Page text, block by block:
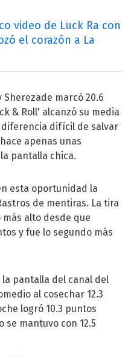
video de Luck Ra con
el corazón a La
marcó 20.6
& Roll' alcanzó su media
diferencia difícil de salvar
apenas unas
pantalla chica.
esta oportunidad la
de mentiras. La tira
alto desde que
y fue lo segundo más
pantalla del canal del
al cosechar 12.3
logró 10.3 puntos
se mantuvo con 12.5